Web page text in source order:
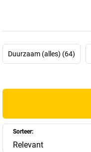
Duurzaam (alles) (64)
Sorteer:
Relevant